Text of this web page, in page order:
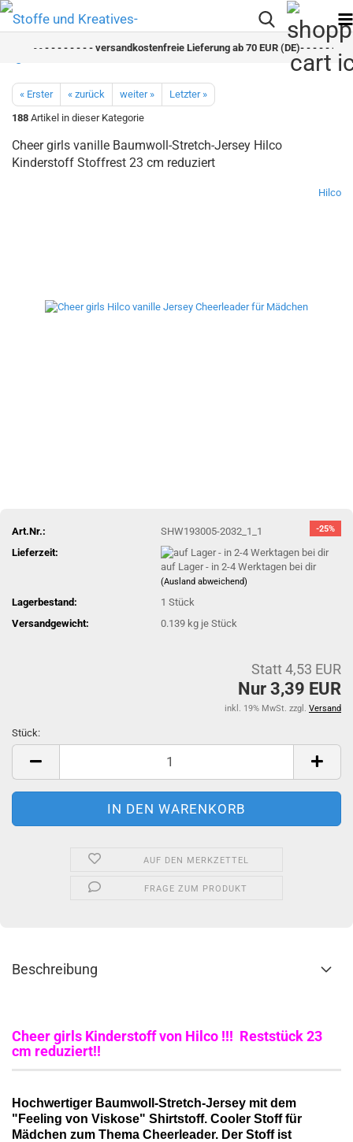
- - - - - - - - versandkostenfreie Lieferung ab 70 EUR (DE)- - - - - - - -
« Erster « zurück weiter »
Letzter »
188 Artikel in dieser Kategorie
Cheer girls vanille Baumwoll-Stretch-Jersey Hilco
Kinderstoff Stoffrest 23 cm reduziert
Hilco
-25%
Art.Nr.:
SHW193005-2032_1_1
Lieferzeit:
auf Lager - in 2-4 Werktagen bei dir
(Ausland abweichend)
Lagerbestand: 1Stück
Versandgewicht:
0.139 kg je Stück
Statt 4,53 EUR
Nur 3,39 EUR
inkl. 19% MwSt. zzgl. Versand
Stück:
Stück
AUF DEN MERKZETTEL
FRAGE ZUM PRODUKT
Beschreibung
Cheer girls Kinderstoff von Hilco !!! Reststück 23
cm reduziert!!
Hochwertiger Baumwoll-Stretch-Jersey mit dem
"Feeling von Viskose" Shirtstoff. Cooler Stoff für
Mädchen zum Thema Cheerleader. Der Stoff ist